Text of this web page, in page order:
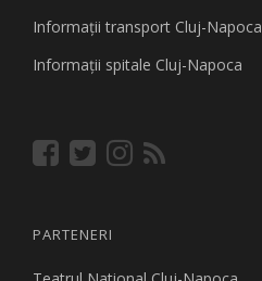
Informaţii transport Cluj-Napoca
Informaţii spitale Cluj-Napoca
PARTENERI